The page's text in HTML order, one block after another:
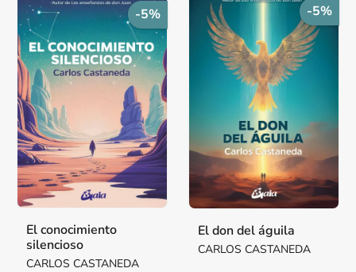
-5%
El conocimiento
silencioso
CARLOS CASTANEDA
-5%
El don del águila
CARLOS CASTANEDA